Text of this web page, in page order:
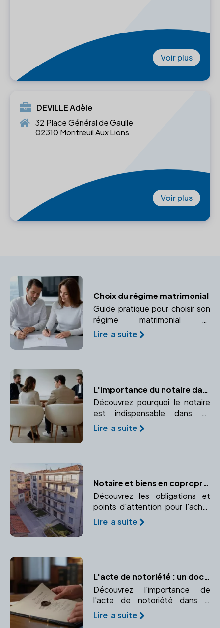
Voir plus
DEVILLE Adèle
32 Place Général de Gaulle
02310 Montreuil Aux Lions
Voir plus
Choix du régime matrimonial
Guide pratique pour choisir son
régime matrimonial et
comprendre les implications
juridiques avec l'aide d'un
Lire la suite
L'importance du notaire dans un divorce par consentement mutuel
Découvrez pourquoi le notaire
est indispensable dans un
divorce par consentement
mutuel et comment il garantit la
Lire la suite
Notaire et biens en copropriété : les spécificités
Découvrez les obligations et
points d'attention pour l'achat
d'un bien en copropriété.
Analyse des règlements et des
Lire la suite
L'acte de notoriété : un document essentiel pour faire valoir vos droits d'héritier
Découvrez l'importance de
l'acte de notoriété dans la
succession et comment un
notaire peut vous aider à
Lire la suite